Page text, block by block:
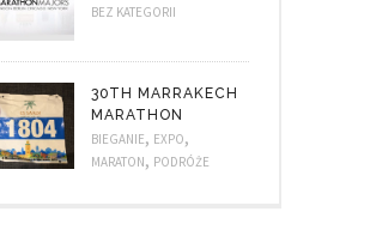
BEZ KATEGORII
30TH MARRAKECH
MARATHON
BIEGANIE, EXPO,
MARATON, PODRÓŻE